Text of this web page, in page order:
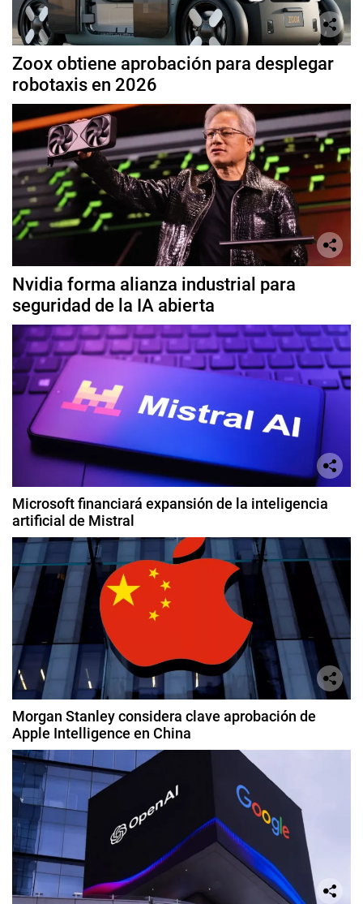
Zoox obtiene aprobación para desplegar
robotaxis en 2026
Nvidia forma alianza industrial para
seguridad de la IA abierta
Microsoft financiará expansión de la inteligencia
artificial de Mistral
Morgan Stanley considera clave aprobación de
Apple Intelligence en China